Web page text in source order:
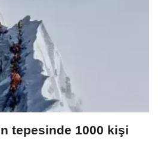
tepesinde 1000 kişi